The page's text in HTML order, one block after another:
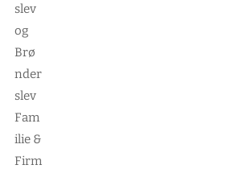
slev
og
Brø
nder
slev
Fam
ilie &
Firm